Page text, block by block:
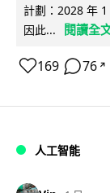
計劃：2028 年
因此...
閱讀全
169 76 ↗
人工智能